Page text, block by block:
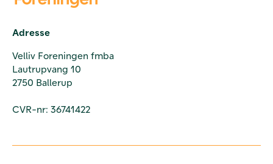
Adresse
Velliv Foreningen fmba
Lautrupvang 10
2750 Ballerup
CVR-nr: 36741422